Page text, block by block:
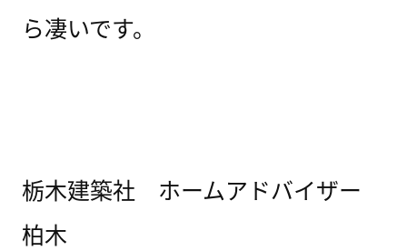
ら凄いです。
栃木建築社 ホームアドバイザー
柏木